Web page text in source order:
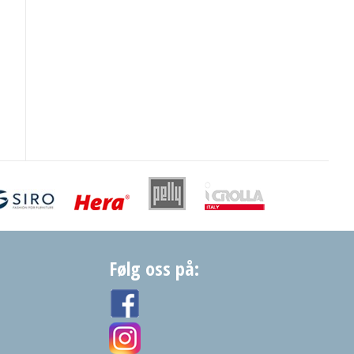
Følg oss på: